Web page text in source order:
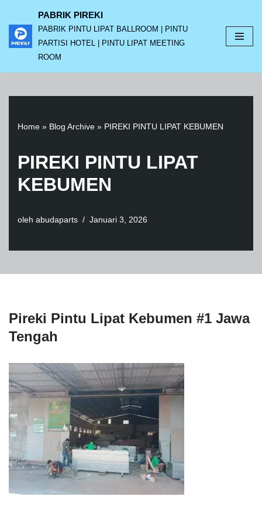
Lompat
ke
PABRIK PIREKI
PABRIK PINTU LIPAT BALLROOM | PINTU
PARTISI HOTEL | PINTU LIPAT MEETING
ROOM
Home » Blog Archive » PIREKI PINTU LIPAT KEBUMEN
PIREKI PINTU LIPAT
KEBUMEN
oleh abudaparts Januari 3, 2026
Pireki Pintu Lipat Kebumen #1 Jawa
Tengah